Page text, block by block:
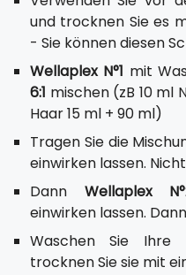
und trocknen Sie es
- Sie können diesen
Wellaplex N°1 mit
6:1 mischen (zB 10 ml
Haar 15 ml + 90 ml)
Tragen Sie die
einwirken lassen.
Dann Wellaplex
einwirken lassen.
Waschen Sie Ihre
trocknen Sie sie mit